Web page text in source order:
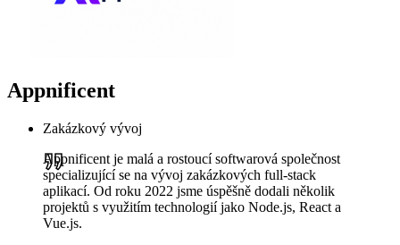
Appnificent
Zakázkový vývoj
Appnificent je malá a rostoucí softwarová společnost
specializující se na vývoj zakázkových full-stack
aplikací. Od roku 2022 jsme úspěšně dodali několik
projektů s využitím technologií jako Node.js, React a
Vue.js.